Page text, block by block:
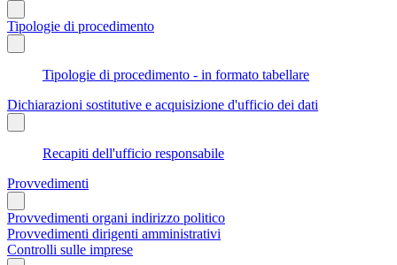
Tipologie di procedimento
Tipologie di procedimento - in formato tabellare
Dichiarazioni sostitutive e acquisizione d'ufficio dei dati
Recapiti dell'ufficio responsabile
Provvedimenti
Provvedimenti organi indirizzo politico
Provvedimenti dirigenti amministrativi
Controlli sulle imprese